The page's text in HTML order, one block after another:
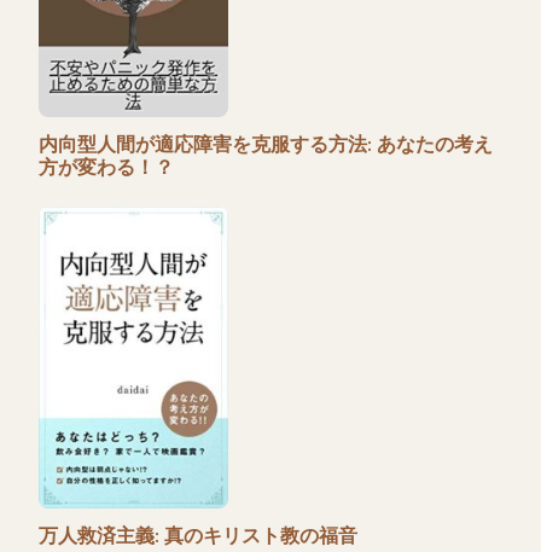
内向型人間が適応障害を克服する方法: あなたの考え
方が変わる！？
万人救済主義: 真のキリスト教の福音